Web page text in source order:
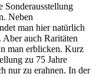
Sonderausstellung
Neben
man hier natürlich
auch Raritäten
man erblicken. Kurz
zu 75 Jahre
nur zu erahnen. In der